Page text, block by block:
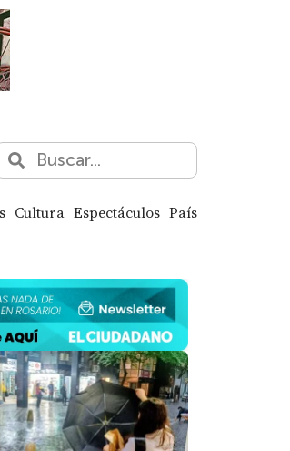
Cultura Espectáculos País